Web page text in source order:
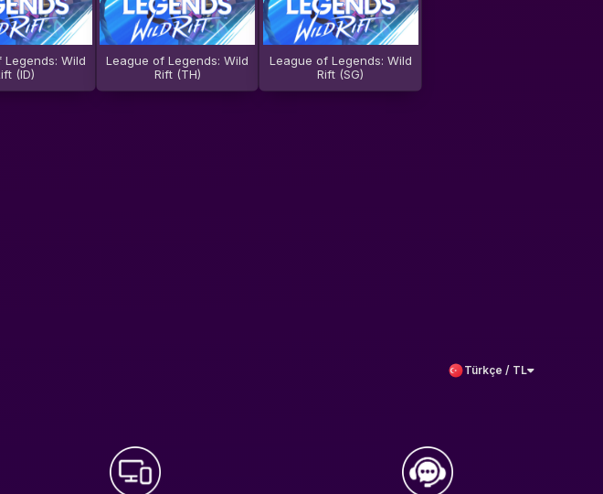
Legends: Wild
(ID)
League of Legends: Wild
Rift (TH)
League of Legends: Wild
Rift (SG)
Türkçe / TL